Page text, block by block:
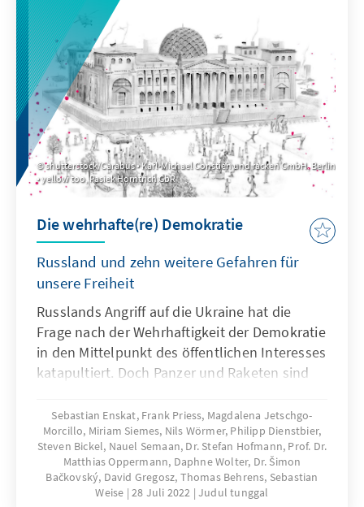
und von nur fünf – Russland, Belarus, Eritrea,
Nordkorea und Syrien – abgelehnt wurde. 35
Staaten enthielten sich ihrer Stimme.
shutterstock/Carabus • Karl-Michael Constien und racken GmbH, Berlin
• yellow too, Pasiek Horntrich GbR
Die wehrhafte(re) Demokratie
Russland und zehn weitere Gefahren für
unsere Freiheit
Russlands Angriff auf die Ukraine hat die
Frage nach der Wehrhaftigkeit der Demokratie
in den Mittelpunkt des öffentlichen Interesses
katapultiert. Doch Panzer und Raketen sind
Gesellschaft. Dieser Essayband widmet sich
daher neben der sicherheitspolitischen
Bedrohungslage in Europa noch einer Reihe
weiterer Gefahren für unsere Demokratie.
Sebastian Enskat, Frank Priess, Magdalena Jetschgo-
Morcillo, Miriam Siemes, Nils Wörmer, Philipp Dienstbier,
Steven Bickel, Nauel Semaan, Dr. Stefan Hofmann, Prof. Dr.
Matthias Oppermann, Daphne Wolter, Dr. Šimon
Bačkovský, David Gregosz, Thomas Behrens, Sebastian
Weise 28 Juli 2022 Judul tunggal